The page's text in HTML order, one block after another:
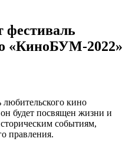
фестиваль
«КиноБУМ-2022»
кино
будет посвящен жизни и
событиям,
правления.